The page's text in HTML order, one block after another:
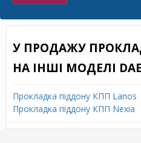
У ПРОДАЖУ
НА ІНШІ МОДЕЛІ
Прокладка піддону КПП Lanos
Прокладка піддону КПП Nexia